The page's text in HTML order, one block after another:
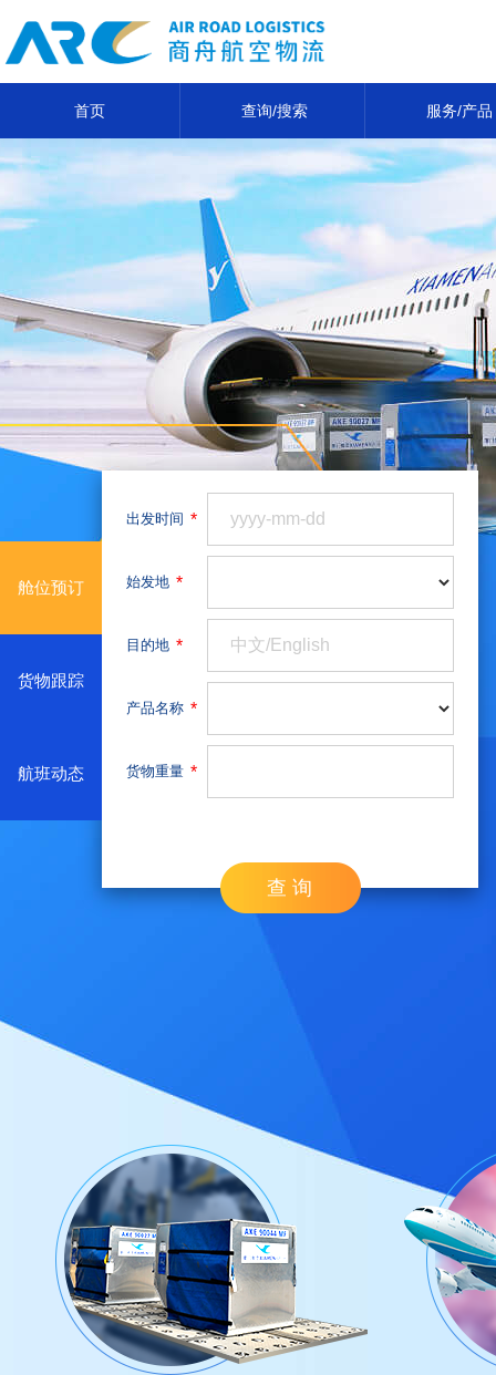
首页 查询/搜索 服务/产品
舱位预订
货物跟踪
航班动态
出发时间 *
始发地 *
目的地 *
产品名称 *
货物重量 *
查 询